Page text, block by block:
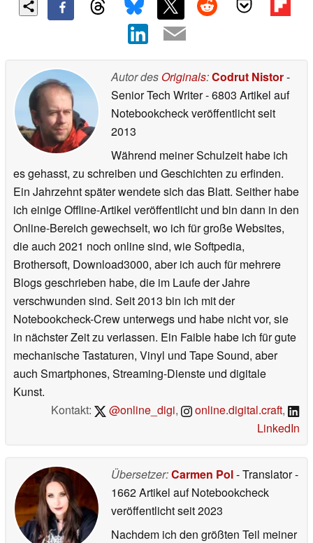
Autor des Originals:Codrut Nistor-
Senior Tech Writer- 6803 Artikel auf
Notebookcheck veröffentlichtseit
2013
Während meiner Schulzeit habe ich
es gehasst, zu schreiben und Geschichten zu erfinden.
Ein Jahrzehnt später wendete sich das Blatt. Seither habe
ich einige Offline-Artikel veröffentlicht und bin dann in den
Online-Bereich gewechselt, wo ich für große Websites,
die auch 2021 noch online sind, wie Softpedia,
Brothersoft, Download3000, aber ich auch für mehrere
Blogs geschrieben habe, die im Laufe der Jahre
verschwunden sind. Seit 2013 bin ich mit der
Notebookcheck-Crew unterwegs und habe nicht vor, sie
in nächster Zeit zu verlassen. Ein Faible habe ich für gute
mechanische Tastaturen, Vinyl und Tape Sound, aber
auch Smartphones, Streaming-Dienste und digitale
Kunst.
Kontakt:
@online_digi, online.digital.craft,
LinkedIn
Übersetzer:Carmen Pol- Translator-
1662 Artikel auf Notebookcheck
veröffentlichtseit 2023
Nachdem ich den größten Teil meiner